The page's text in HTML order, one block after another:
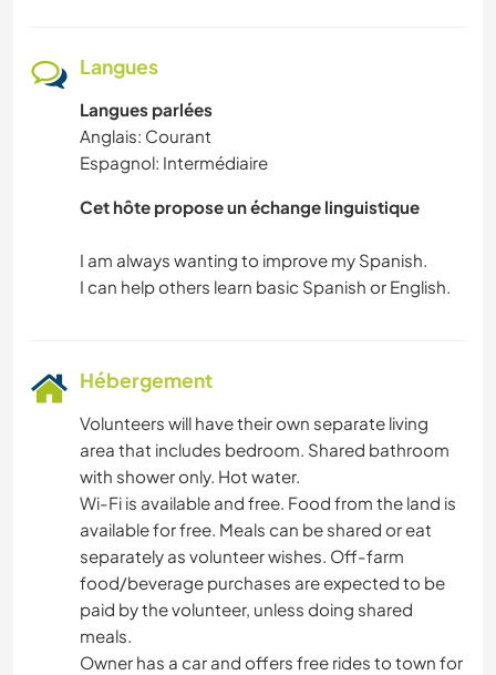
Langues
Langues parlées
Anglais: Courant
Espagnol: Intermédiaire
Cet hôte propose un échange linguistique
I am always wanting to improve my Spanish.
Hébergement
Volunteers will have their own separate living
area that includes bedroom. Shared bathroom
with shower only. Hot water.
Wi-Fi is available and free. Food from the land is
available for free. Meals can be shared or eat
separately as volunteer wishes. Off-farm
food/beverage purchases are expected to be
paid by the volunteer, unless doing shared
meals.
Owner has a car and offers free rides to town for